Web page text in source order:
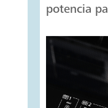
potencia